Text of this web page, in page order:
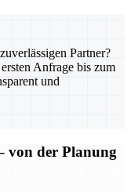
Partner?
Anfrage bis zum
und
von der Planung